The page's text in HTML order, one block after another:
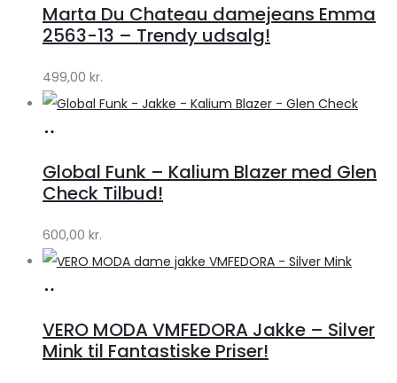
Klædeskabet.dk
Marta Du Chateau damejeans Emma
2563-13 – Trendy udsalg!
499,00 kr.
Lykke
Lykke
Global Funk – Kalium Blazer med Glen
Check Tilbud!
600,00 kr.
Klædeskabet.dk
VERO MODA VMFEDORA Jakke – Silver
Mink til Fantastiske Priser!